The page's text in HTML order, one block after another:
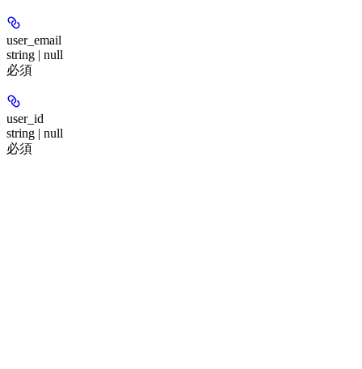
user_email
string | null
必須
user_id
string | null
必須